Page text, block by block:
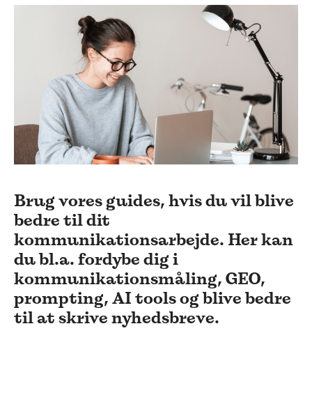
Brug vores guides, hvis du vil blive
bedre til dit
kommunikationsarbejde. Her kan
du bl.a. fordybe dig i
kommunikationsmåling, GEO,
prompting, AI tools og blive bedre
til at skrive nyhedsbreve.